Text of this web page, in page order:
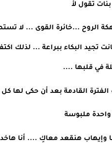
تقول لأ
في قلبها ....
الفترة القادمة بعد أن حكى لها
واحدة ملبوسة
وإيهاب هنقعد معاكِ .... أنا